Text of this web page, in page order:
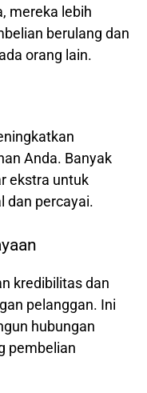
mereka lebih
berulang dan
orang lain.
Anda. Banyak
ekstra untuk
dan percayai.
kredibilitas dan
pelanggan. Ini
hubungan
pembelian